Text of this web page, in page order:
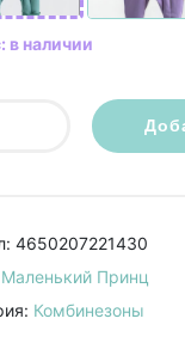
в наличии
4650207221430
Маленький Принц
Комбинезоны